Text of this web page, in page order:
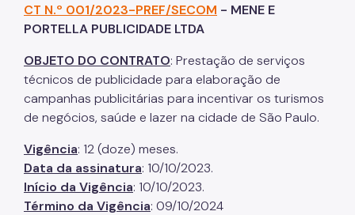
CT N.º 001/2023-PREF/SECOM - MENE E
PORTELLA PUBLICIDADE LTDA
OBJETO DO CONTRATO: Prestação de serviços
técnicos de publicidade para elaboração de
campanhas publicitárias para incentivar os turismos
de negócios, saúde e lazer na cidade de São Paulo.
Vigência: 12 (doze) meses.
Data da assinatura: 10/10/2023.
Início da Vigência: 10/10/2023.
Término da Vigência: 09/10/2024